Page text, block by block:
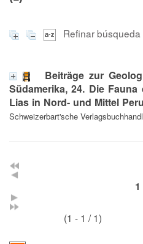
Refinar búsqueda
Beiträge zur
Südamerika, 24. Die
Lias in Nord- und Mittel Peru
Schweizerbart'sche
1
(1 - 1 / 1)